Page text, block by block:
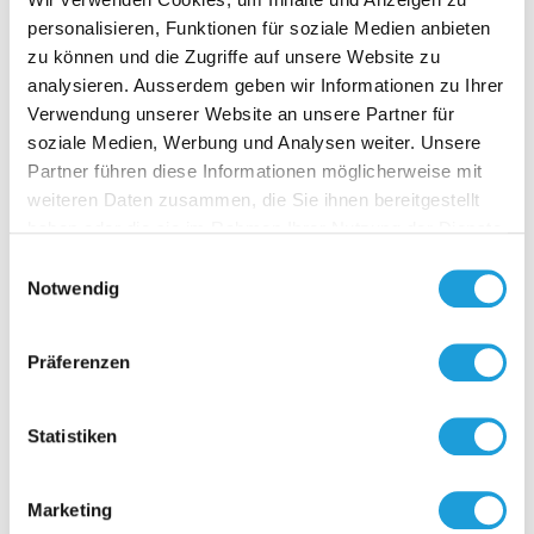
personalisieren, Funktionen für soziale Medien anbieten
zu können und die Zugriffe auf unsere Website zu
analysieren. Ausserdem geben wir Informationen zu Ihrer
Verwendung unserer Website an unsere Partner für
soziale Medien, Werbung und Analysen weiter. Unsere
Partner führen diese Informationen möglicherweise mit
weiteren Daten zusammen, die Sie ihnen bereitgestellt
Notwendig
Präferenzen
Statistiken
Marketing
D-NFC
SENS
Anzeige-
Passt auf
von Fühlern
mit Flach-
bandkabel
Anpassung
des
Zur